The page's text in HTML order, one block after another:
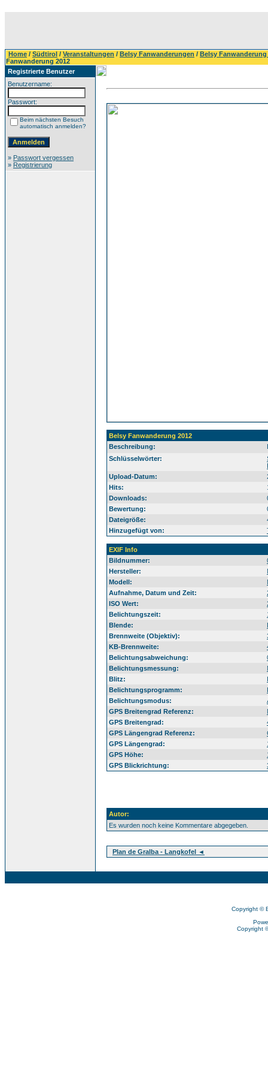
Home / Südtirol / Veranstaltungen / Belsy Fanwanderungen / Belsy Fanwanderung
Fanwanderung 2012
Registrierte Benutzer
Benutzername:
Passwort:
Beim nächsten Besuch
automatisch anmelden?
» Passwort vergessen
» Registrierung
Belsy Fanwanderung 2012
Beschreibung:
Schlüsselwörter:
Upload-Datum:
Hits:
Downloads:
Bewertung:
Dateigröße:
Hinzugefügt von:
EXIF Info
Bildnummer:
Hersteller:
Modell:
Aufnahme, Datum und Zeit:
ISO Wert:
Belichtungszeit:
Blende:
Brennweite (Objektiv):
KB-Brennweite:
Belichtungsabweichung:
Belichtungsmessung:
Blitz:
Belichtungsprogramm:
Belichtungsmodus:
GPS Breitengrad Referenz:
GPS Breitengrad:
GPS Längengrad Referenz:
GPS Längengrad:
GPS Höhe:
GPS Blickrichtung:
Autor:
Es wurden noch keine Kommentare abgegeben.
Plan de Gralba - Langkofel ◄
Copyright ©
Copyright